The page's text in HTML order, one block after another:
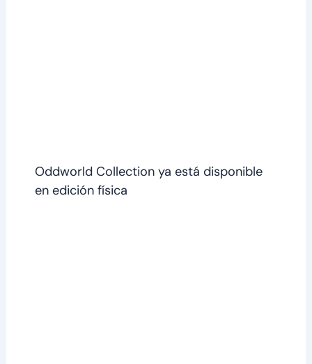
Oddworld Collection ya está disponible
en edición física